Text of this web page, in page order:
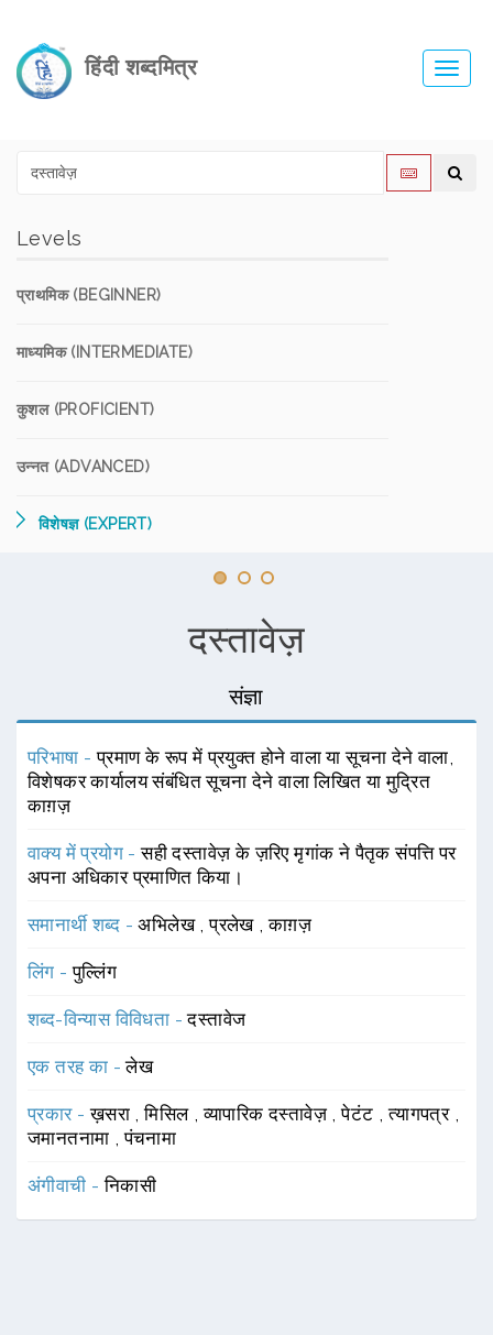
हिंदी शब्दमित्र
Levels
प्राथमिक (BEGINNER)
माध्यमिक (INTERMEDIATE)
कुशल (PROFICIENT)
उन्नत (ADVANCED)
विशेषज्ञ (EXPERT)
दस्तावेज़
संज्ञा
परिभाषा -प्रमाण के रूप में प्रयुक्त होने वाला या सूचना देने वाला,
विशेषकर कार्यालय संबंधित सूचना देने वाला लिखित या मुद्रित
काग़ज़
वाक्य में प्रयोग -सही दस्तावेज़ के ज़रिए मृगांक ने पैतृक संपत्ति पर
अपना अधिकार प्रमाणित किया।
समानार्थी शब्द -अभिलेख ,प्रलेख ,काग़ज़
लिंग -पुल्लिंग
शब्द-विन्यास विविधता -दस्तावेज
एक तरह का -लेख
प्रकार -ख़सरा ,मिसिल ,व्यापारिक दस्तावेज़ ,पेटंट ,त्यागपत्र ,
जमानतनामा ,पंचनामा
अंगीवाची -निकासी